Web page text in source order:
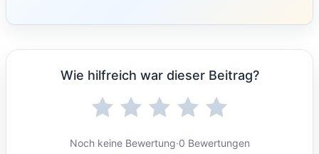
Wie hilfreich war dieser Beitrag?
Noch keine Bewertung·0 Bewertungen